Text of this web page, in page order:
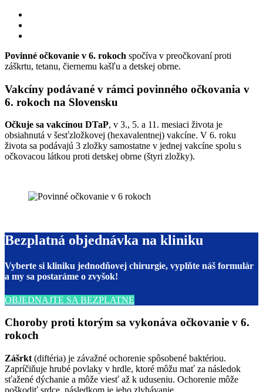
Povinné očkovanie v 6. rokoch spočíva v preočkovaní proti
záškrtu, tetanu, čiernemu kašľu a detskej obrne.
Vakcíny podávané v rámci povinného očkovania v
6. rokoch na Slovensku
Očkuje sa vakcínou DTaP, v 3., 5. a 11. mesiaci života je
obsiahnutá v šesťzložkovej (hexavalentnej) vakcíne. V 6. roku
života sa podávajú 3 zložky samostatne v jednej vakcíne spolu s
očkovacou látkou proti detskej obrne (štyri zložky).
Bezplatná objednávka na kliniku
Vyberte si kliniku jednodňovej chirurgie, vyplňte náš formulár
a my sa postaráme o zvyšok!
OBJEDNAJTE SA BEZPLATNE
Choroby proti ktorým sa vykonáva očkovanie v 6.
rokoch
Zášrkt (diftéria) je závažné ochorenie spôsobené baktériou.
Zapríčiňuje hrubé povlaky v hrdle, ktoré môžu mať za následok
sťažené dýchanie a môže viesť až k uduseniu. Ochorenie môže